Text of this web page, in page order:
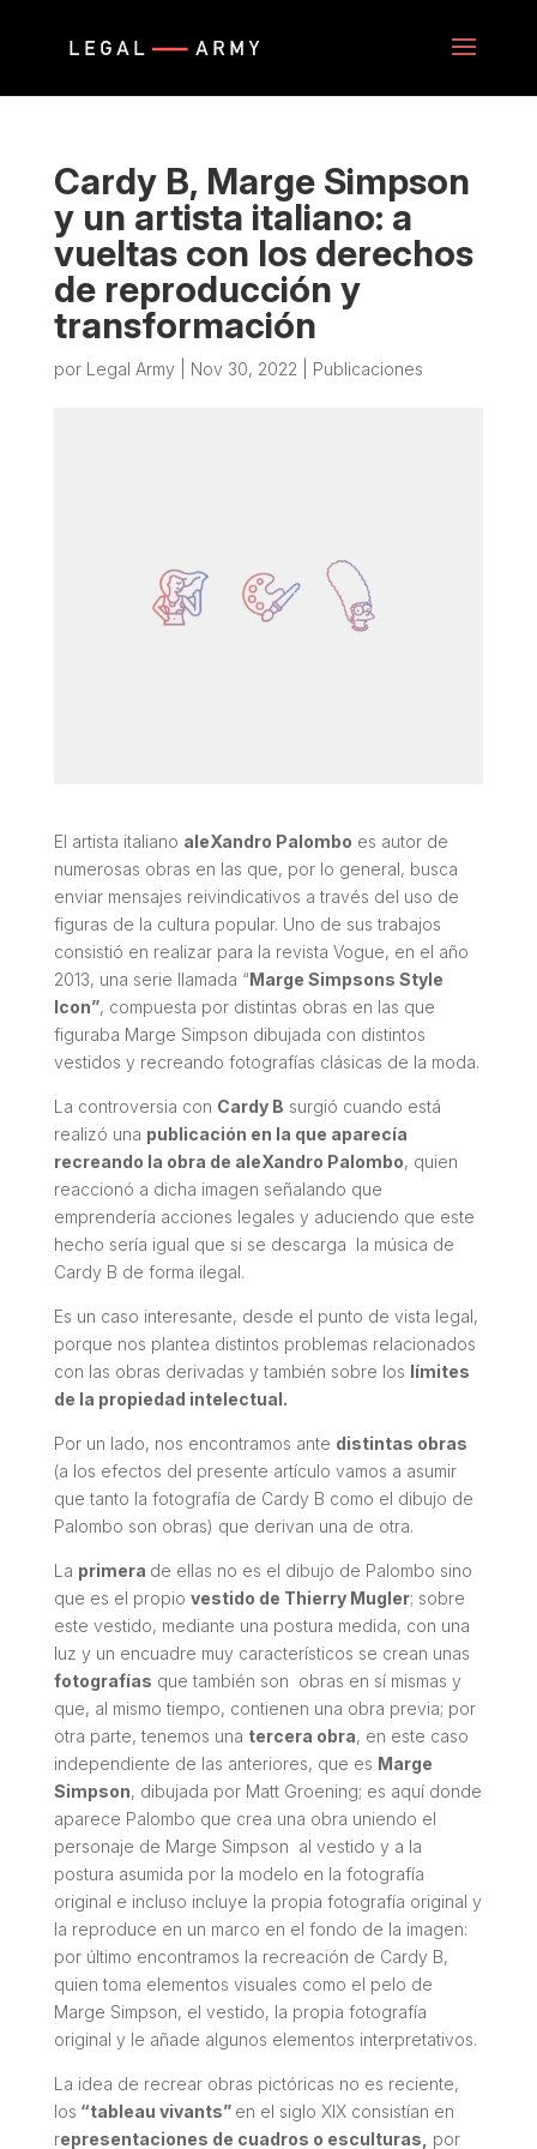
Cardy B, Marge Simpson
y un artista italiano: a
vueltas con los derechos
de reproducción y
transformación
por Legal Army Nov 30, 2022 Publicaciones
El artista italiano aleXandro Palombo es autor de
numerosas obras en las que, por lo general, busca
enviar mensajes reivindicativos a través del uso de
figuras de la cultura popular. Uno de sus trabajos
consistió en realizar para la revista Vogue, en el año
2013, una serie llamada “Marge Simpsons Style
Icon”, compuesta por distintas obras en las que
figuraba Marge Simpson dibujada con distintos
vestidos y recreando fotografías clásicas de la moda.
La controversia con Cardy B surgió cuando está
realizó una publicación en la que aparecía
recreando la obra de aleXandro Palombo, quien
reaccionó a dicha imagen señalando que
emprendería acciones legales y aduciendo que este
hecho sería igual que si se descarga la música de
Cardy B de forma ilegal.
Es un caso interesante, desde el punto de vista legal,
porque nos plantea distintos problemas relacionados
con las obras derivadas y también sobre los límites
de la propiedad intelectual.
Por un lado, nos encontramos ante distintas obras
(a los efectos del presente artículo vamos a asumir
que tanto la fotografía de Cardy B como el dibujo de
Palombo son obras) que derivan una de otra.
La primera de ellas no es el dibujo de Palombo sino
que es el propio vestido de Thierry Mugler; sobre
este vestido, mediante una postura medida, con una
luz y un encuadre muy característicos se crean unas
fotografías que también son obras en sí mismas y
que, al mismo tiempo, contienen una obra previa; por
otra parte, tenemos una tercera obra, en este caso
independiente de las anteriores, que es Marge
Simpson, dibujada por Matt Groening; es aquí donde
aparece Palombo que crea una obra uniendo el
personaje de Marge Simpson al vestido y a la
postura asumida por la modelo en la fotografía
original e incluso incluye la propia fotografía original y
la reproduce en un marco en el fondo de la imagen:
por último encontramos la recreación de Cardy B,
quien toma elementos visuales como el pelo de
Marge Simpson, el vestido, la propia fotografía
original y le añade algunos elementos interpretativos.
La idea de recrear obras pictóricas no es reciente,
los “tableau vivants” en el siglo XIX consistían en
representaciones de cuadros o esculturas, por